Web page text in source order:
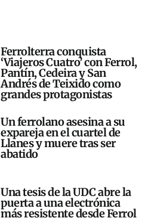
Ferrolterra conquista
‘Viajeros Cuatro’ con Ferrol,
Pantín, Cedeira y San
Andrés de Teixido como
grandes protagonistas
Un ferrolano asesina a su
expareja en el cuartel de
Llanes y muere tras ser
abatido
Una tesis de la UDC abre la
puerta a una electrónica
más resistente desde Ferrol